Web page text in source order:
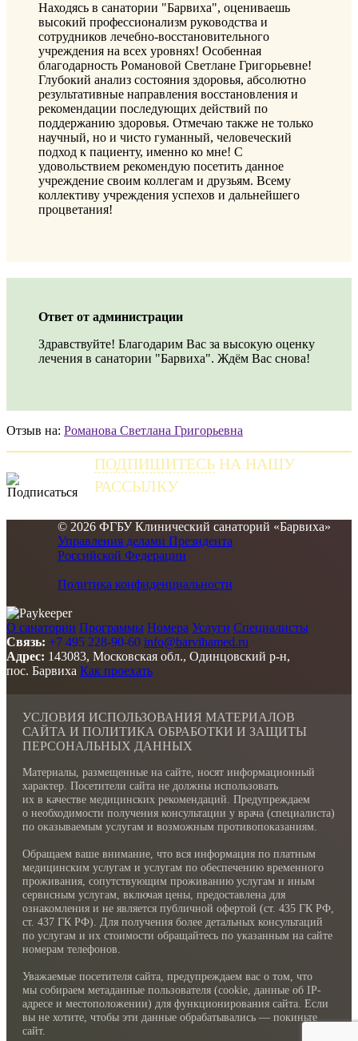
Находясь в санатории "Барвиха", оцениваешь
высокий профессионализм руководства и
сотрудников лечебно-восстановительного
учреждения на всех уровнях! Особенная
благодарность Романовой Светлане Григорьевне!
Глубокий анализ состояния здоровья, абсолютно
результативные направления восстановления и
рекомендации последующих действий по
поддержанию здоровья. Отмечаю также не только
научный, но и чисто гуманный, человеческий
подход к пациенту, именно ко мне! С
удовольствием рекомендую посетить данное
учреждение своим коллегам и друзьям. Всему
коллективу учреждения успехов и дальнейшего
процветания!
Ответ от администрации
Здравствуйте! Благодарим Вас за высокую оценку
лечения в санатории "Барвиха". Ждём Вас снова!
Отзыв на: Романова Светлана Григорьевна
ПОДПИШИТЕСЬ НА НАШУ
РАССЫЛКУ
© 2026 ФГБУ Клинический санаторий «Барвиха»
Управления делами Президента
Российской Федерации
Политика конфиденциальности
О санатории Программы Номера Услуги Специалисты
Связь: +7 495 228-90-60 info@barvihamed.ru
Адрес: 143083, Московская обл., Одинцовский р-н,
пос. Барвиха Как проехать
УСЛОВИЯ ИСПОЛЬЗОВАНИЯ МАТЕРИАЛОВ
САЙТА И ПОЛИТИКА ОБРАБОТКИ И ЗАЩИТЫ
ПЕРСОНАЛЬНЫХ ДАННЫХ
Материалы, размещенные на сайте, носят информационный
характер. Посетители сайта не должны использовать
их в качестве медицинских рекомендаций. Предупреждаем
о необходимости получения консультации у врача (специалиста)
по оказываемым услугам и возможным противопоказаниям.
Обращаем ваше внимание, что вся информация по платным
медицинским услугам и услугам по обеспечению временного
проживания, сопутствующим проживанию услугам и иным
сервисным услугам, включая цены, предоставлена для
ознакомления и не является публичной офертой (ст. 435 ГК РФ,
cт. 437 ГК РФ). Для получения более детальных консультаций
по услугам и их стоимости обращайтесь по указанным на сайте
номерам телефонов.
Уважаемые посетителя сайта, предупреждаем вас о том, что
мы собираем метаданные пользователя (cookie, данные об IP-
адресе и местоположении) для функционирования сайта. Если
вы не хотите, чтобы эти данные обрабатывались — покиньте
сайт.